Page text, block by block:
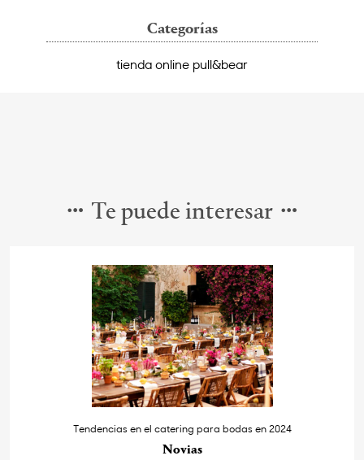
Categorías
tienda online pull&bear
Te puede interesar
Tendencias en el catering para bodas en 2024
Novias